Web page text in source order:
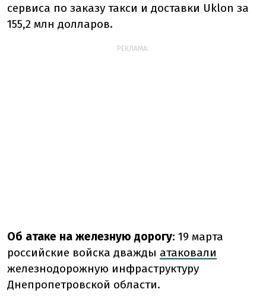
сервиса по заказу такси и доставки Uklon за
155,2 млн долларов.
РЕКЛАМА:
Об атаке на железную дорогу: 19 марта
российские войска дважды атаковали
железнодорожную инфраструктуру
Днепропетровской области.